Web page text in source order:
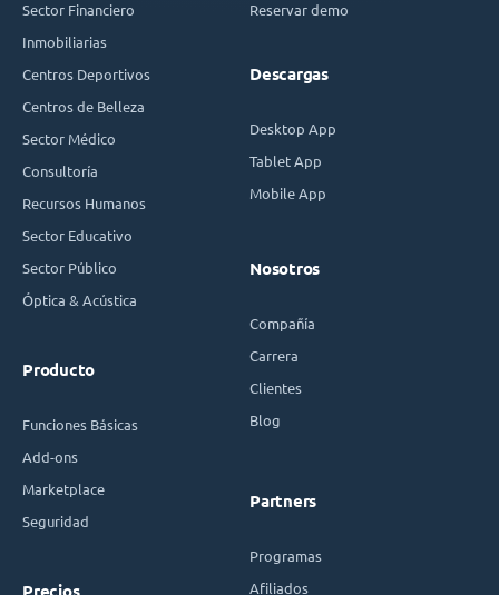
Sector Financiero
Inmobiliarias
Centros Deportivos
Centros de Belleza
Sector Médico
Consultoría
Recursos Humanos
Sector Educativo
Sector Público
Óptica & Acústica
Producto
Funciones Básicas
Add-ons
Marketplace
Seguridad
Reservar demo
Descargas
Desktop App
Tablet App
Mobile App
Nosotros
Compañía
Carrera
Clientes
Blog
Partners
Programas
Afiliados